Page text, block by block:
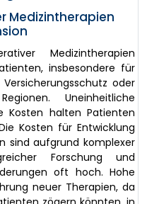
Medizintherapien
Medizintherapien
insbesondere für
oder
Uneinheitliche
Kosten halten Patienten
Kosten für Entwicklung
sind aufgrund komplexer
Forschung und
oft hoch. Hohe
neuer Therapien, da